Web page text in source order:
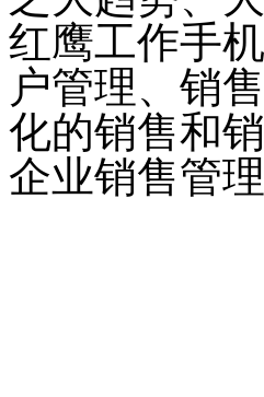
红鹰工作手
户管理、销
化的销售和
企业销售管理